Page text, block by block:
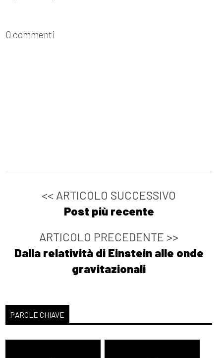
0 commenti
<< ARTICOLO SUCCESSIVO
Post più recente
ARTICOLO PRECEDENTE >>
Dalla relatività di Einstein alle onde
gravitazionali
PAROLE CHIAVE